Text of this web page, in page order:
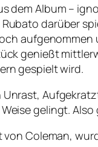
dem Album –
darüber
genießt
gespielt wird.
gelingt.
Coleman,